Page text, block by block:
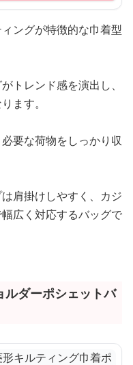
ングが特徴的な巾着型
トレンド感を演出し、
ます。
要な荷物をしっかり収
肩掛けしやすく、カジ
広く対応するバッグで
ルダーポシェットバ